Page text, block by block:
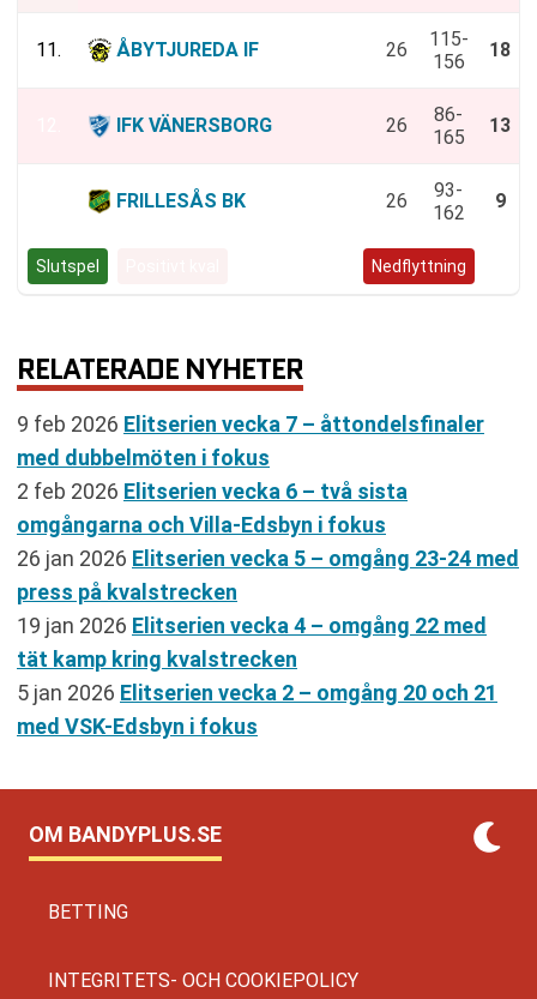
11. ÅBYTJUREDA IF 26
115-
156
18
IFK VÄNERSBORG 26
86-
165
13
FRILLESÅS BK 26
93-
162
9
Slutspel Nedflyttning
RELATERADE NYHETER
9 feb 2026 Elitserien vecka 7 – åttondelsfinaler
med dubbelmöten i fokus
2 feb 2026 Elitserien vecka 6 – två sista
omgångarna och Villa-Edsbyn i fokus
26 jan 2026 Elitserien vecka 5 – omgång 23-24 med
press på kvalstrecken
19 jan 2026 Elitserien vecka 4 – omgång 22 med
tät kamp kring kvalstrecken
5 jan 2026 Elitserien vecka 2 – omgång 20 och 21
med VSK-Edsbyn i fokus
OM BANDYPLUS.SE
BETTING
INTEGRITETS- OCH COOKIEPOLICY